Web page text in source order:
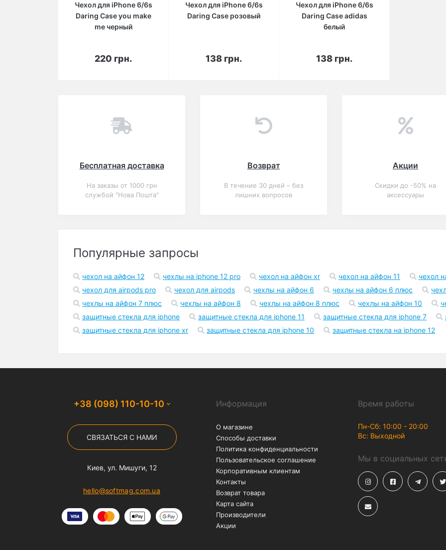
Чехол для iPhone 6/6s
Daring Case you make
me черный
220 грн.
В корзину
Чехол для iPhone 6/6s
Daring Case розовый
138 грн.
В корзину
Чехол для iPhone 6/6s
Daring Case adidas
белый
138 грн.
В корзину
Чехол для iPhone 6/6s
На заказы от 1000 грн
В течение 30 дней – без
Скидки до -50% на
Популярные запросы
чехлы на iphone 12 pro чехол на айфон xr чехол на айфон 11
чехол
чехол для airpods pro
чехол для airpods чехлы на айфон 6 чехлы на айфон 6 плюс
чехлы на айфон 8 чехлы на айфон 10
защитные стекла для iphone 11 защитные стекла для iphone 7
защитные стекла для iphone xr
защитные стекла для iphone 10 защитные стекла на iphone 12